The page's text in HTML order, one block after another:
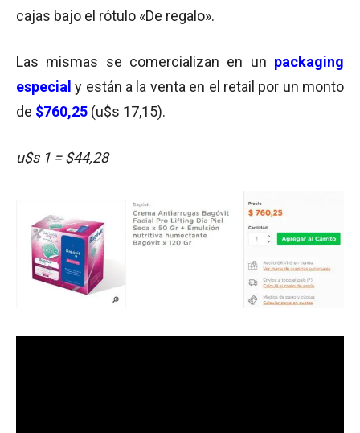
cajas bajo el rótulo «De regalo».
Las mismas se comercializan en un packaging
especial y están a la venta en el retail por un monto
de $760,25 (u$s 17,15).
u$s 1 = $44,28